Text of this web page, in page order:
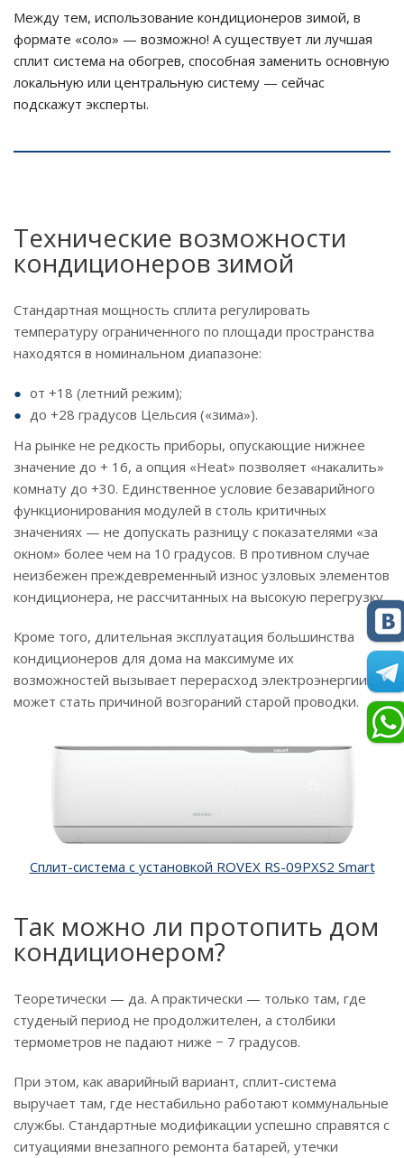
Между тем, использование кондиционеров зимой, в
формате «соло» — возможно! А существует ли лучшая
сплит система на обогрев, способная заменить основную
локальную или центральную систему — сейчас
подскажут эксперты.
Технические возможности
кондиционеров зимой
Стандартная мощность сплита регулировать
температуру ограниченного по площади пространства
находятся в номинальном диапазоне:
от +18 (летний режим);
до +28 градусов Цельсия («зима»).
На рынке не редкость приборы, опускающие нижнее
значение до + 16, а опция «Heat» позволяет «накалить»
комнату до +30. Единственное условие безаварийного
функционирования модулей в столь критичных
значениях — не допускать разницу с показателями «за
окном» более чем на 10 градусов. В противном случае
неизбежен преждевременный износ узловых элементов
кондиционера, не рассчитанных на высокую перегрузку.
Кроме того, длительная эксплуатация большинства
кондиционеров для дома на максимуме их
возможностей вызывает перерасход электроэнергии и
может стать причиной возгораний старой проводки.
Сплит-система с установкой ROVEX RS-09PXS2 Smart
Так можно ли протопить дом
кондиционером?
Теоретически — да. А практически — только там, где
студеный период не продолжителен, а столбики
термометров не падают ниже − 7 градусов.
При этом, как аварийный вариант, сплит-система
выручает там, где нестабильно работают коммунальные
службы. Стандартные модификации успешно справятся с
ситуациями внезапного ремонта батарей, утечки